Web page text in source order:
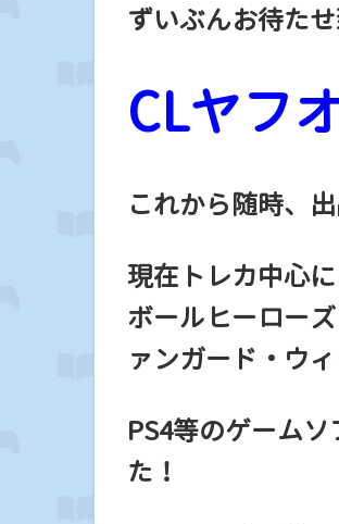
ずいぶんお待たせ
CLヤフ
これから随時、
現在トレカ中心
ボールヒーロー
ァンガード・ウ
PS4等のゲーム
た！